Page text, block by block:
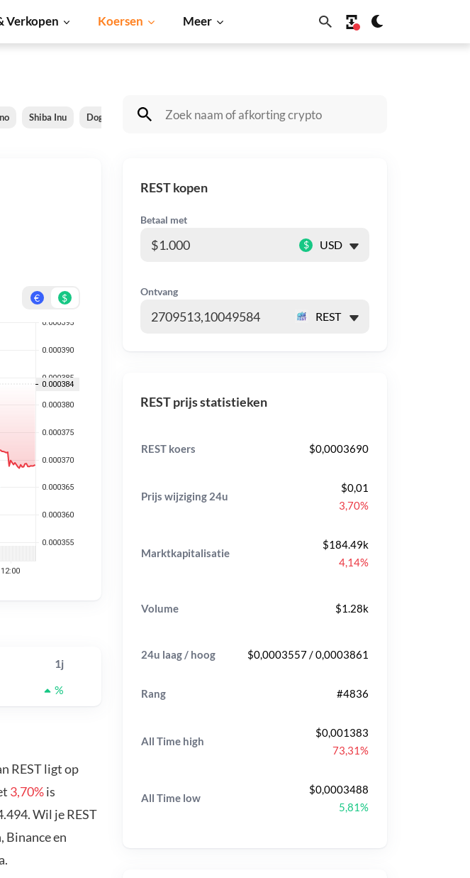
Verkopen Koersen Meer
Shiba Inu Dogecoin Solana BNB
€ $
1j
%
REST ligt op
3,70%is
Wil je REST
Binance en
REST kopen
Betaal met
$
Ontvang
REST prijs statistieken
REST koers $0,0003690
Prijs wijziging 24u
$0,01
3,70%
Marktkapitalisatie
$184.49k
4,14%
Volume $1.28k
24u laag / hoog $0,0003557 / 0,0003861
Rang #4836
All Time high
$0,001383
73,31%
All Time low
$0,0003488
5,81%